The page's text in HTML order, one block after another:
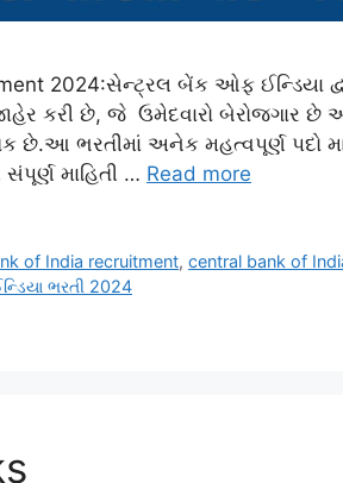
2024:સેન્ટ્રલ બેંક ઓફ ઈન્ડિયા
કરી છે, જે ઉમેદવારો બેરોજગાર છે
છે.આ ભરતીમાં અનેક મહત્વપૂર્ણ પદો
માહિતી … Read more
of India recruitment,central bank of
ભરતી 2024